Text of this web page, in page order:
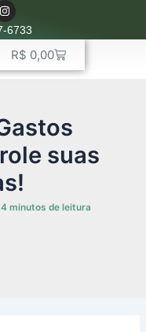
I
n
s
t
r
6733
R$ 0,00Carrinho
suas
4 minutos de leitura